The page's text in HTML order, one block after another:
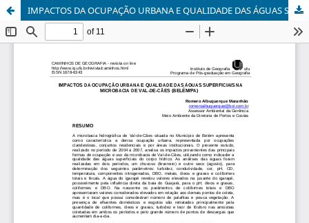
IMPACTOS DA OCUPAÇÃO URBANA E QUALIDADE DAS ÁGUAS SUPERFICIAIS NA MICROBACIA DE VAL-DE-CÃES (BELÉM/PA)